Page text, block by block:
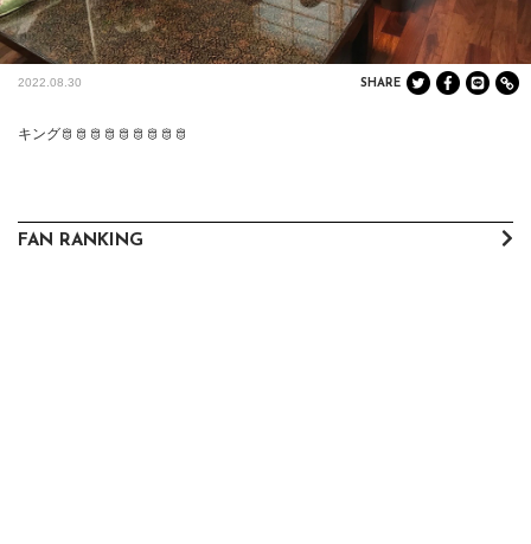
2022.08.30 SHARE
キング🫅🫅🫅🫅🫅🫅🫅🫅🫅
FAN RANKING